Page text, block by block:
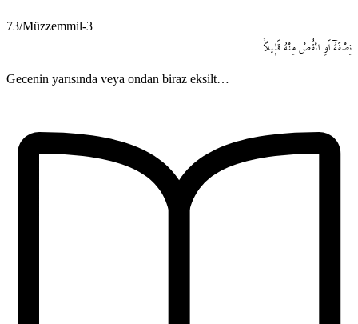
73/Müzzemmil-3
نِصْفَهُٓ اَوِ انْقُصْ مِنْهُ قَل۪يلاًۙ
Gecenin yarısında veya ondan biraz eksilt…